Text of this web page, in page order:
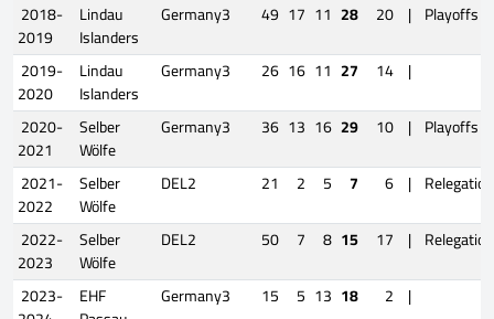
2018-
2019
Lindau
Islanders
Germany3 49 17 11 28 20 | Playoffs
2019-
2020
Lindau
Islanders
Germany3 26 16 11 27 14 |
2020-
2021
Selber
Wölfe
Germany3 36 13 16 29 10 | Playoffs
2021-
2022
Selber
Wölfe
DEL2 21 2 5 7 6 | Relegation
2022-
2023
Selber
Wölfe
DEL2 50 7 8 15 17 | Relegation
2023-
EHF
Germany3 15 5 13 18 2 |